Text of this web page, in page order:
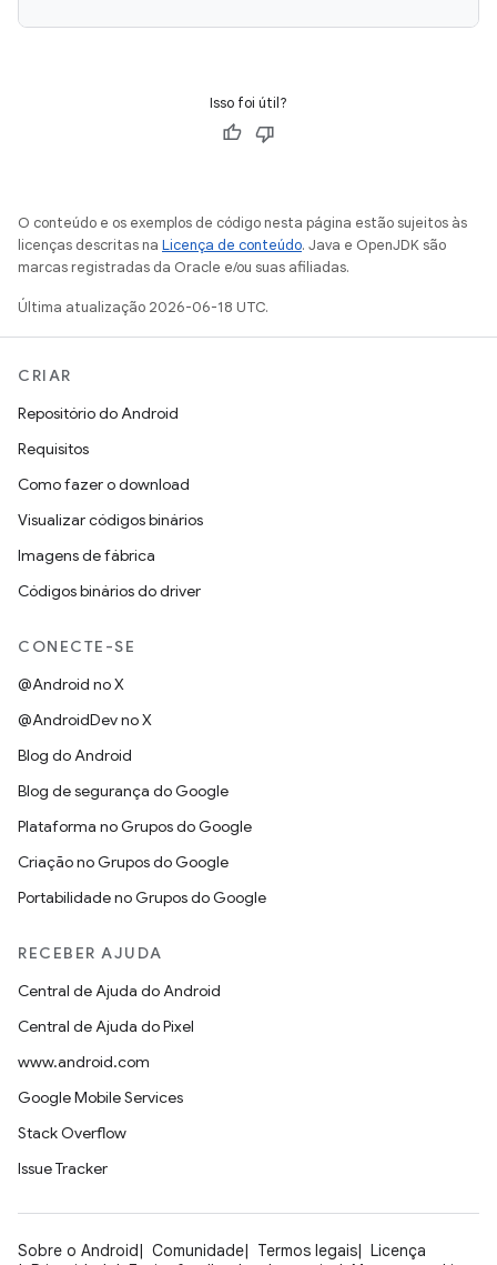
Isso foi útil?
O conteúdo e os exemplos de código nesta página estão sujeitos às
licenças descritas na Licença de conteúdo. Java e OpenJDK são
marcas registradas da Oracle e/ou suas afiliadas.
Última atualização 2026-06-18 UTC.
CRIAR
Repositório do Android
Requisitos
Como fazer o download
Visualizar códigos binários
Imagens de fábrica
Códigos binários do driver
CONECTE-SE
@Android no X
@AndroidDev no X
Blog do Android
Blog de segurança do Google
Plataforma no Grupos do Google
Criação no Grupos do Google
Portabilidade no Grupos do Google
RECEBER AJUDA
Central de Ajuda do Android
Central de Ajuda do Pixel
www.android.com
Google Mobile Services
Stack Overflow
Issue Tracker
Sobre o Android Comunidade Termos legais
Licença